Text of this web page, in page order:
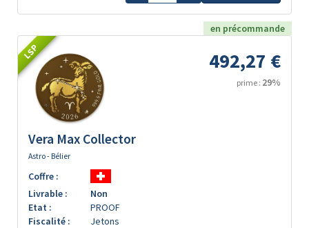
en précommande
LSP 492,27 €
prime : 29%
Vera Max Collector
Astro - Bélier
Coffre :
Livrable :
Non
Etat :
PROOF
Fiscalité :
Jetons